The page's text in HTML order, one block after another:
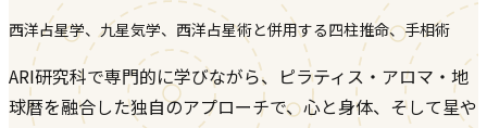
西洋占星学、九星気学、西洋占星術と併用する四柱推命、手相術
ARI研究科で専門的に学びながら、ピラティス・アロマ・地
球暦を融合した独自のアプローチで、心と身体、そして星や